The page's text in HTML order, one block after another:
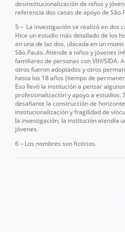
desinstitucionalización de niños y
referencia dos casas de apoyo de São
5 – La investigación se realizó en dos
Hice un estudio más detallado de los
en una de las dos, ubicada en un
São Paulo. Atiende a niños y jóvenes
familiares de personas con VIH/SIDA.
otros fueron adoptados y otros
hasta los 18 años (tiempo de
Eso llevó la institución a pensar
profesionalización y apoyo a estudios.
desafiante la construcción de
institucionalización y fragilidad de
la investigación, la institución atendía
jóvenes.
6 – Los nombres son fictícios.